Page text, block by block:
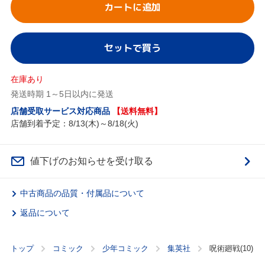
カートに追加
セットで買う
在庫あり
発送時期 1～5日以内に発送
店舗受取サービス対応商品
【送料無料】
店舗到着予定：8/13(木)～8/18(火)
値下げのお知らせを受け取る
中古商品の品質・付属品について
返品について
トップ コミック 少年コミック 集英社 呪術廻戦(10)